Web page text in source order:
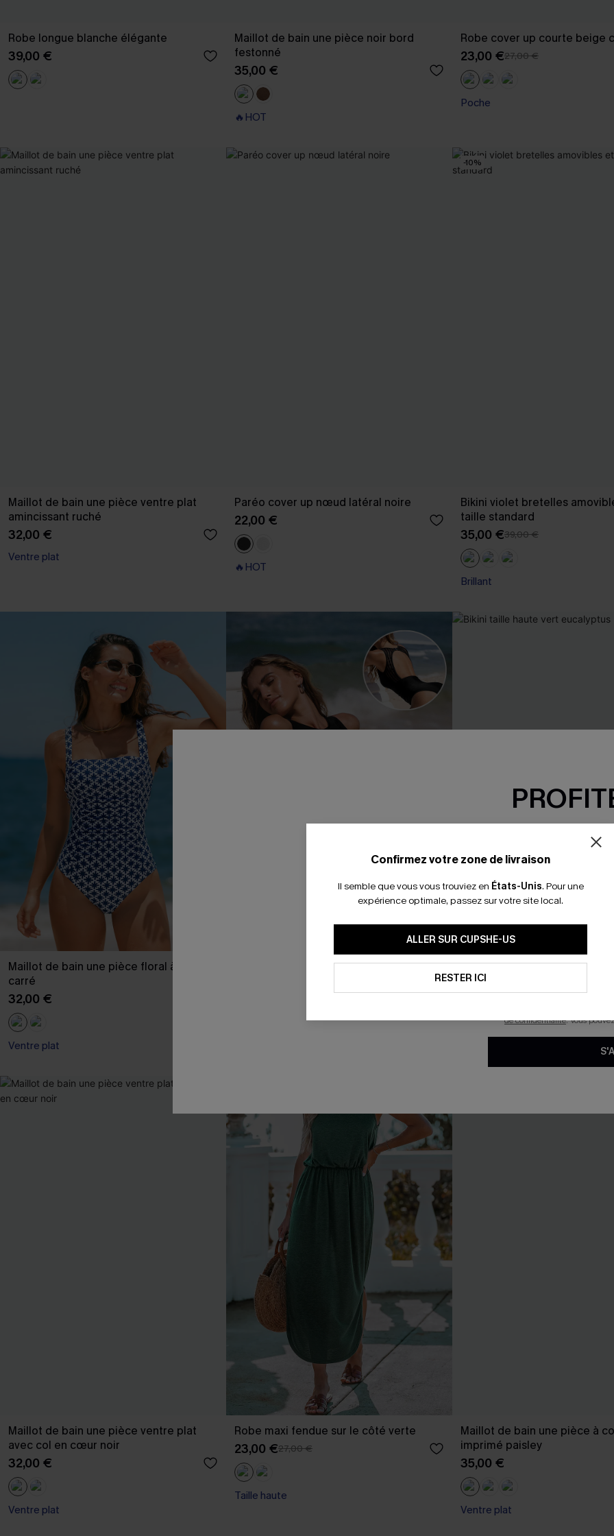
Robe longue blanche élégante
39,00 €
Maillot de bain une pièce noir bord
festonné
35,00 €
🔥HOT
Robe cover up courte beige
23,00 €27,00 €
Poche
Maillot de bain une pièce ventre plat
amincissant ruché
32,00 €
Ventre plat
Paréo cover up nœud latéral noire
22,00 €
🔥HOT
-10%
Bikini violet bretelles
taille standard
35,00 €39,00 €
Brillant
Maillot de bain une pièce floral à col
carré
32,00 €
Ventre plat
Maillot de bain une pièce à dos nu en
Bikini taille haute vert
39,00 €
Maillot de bain une pièce ventre plat
avec col en cœur noir
32,00 €
Ventre plat
Robe maxi fendue sur le côté verte
23,00 €27,00 €
Taille haute
Maillot de bain une pièce à
imprimé paisley
35,00 €
Ventre plat
Confirmez votre zone de livraison
Il semble que vous vous trouviez en États-Unis. Pour une
expérience optimale, passez sur votre site local.
ALLER SUR CUPSHE-US
RESTER ICI
-15% dès 2
*Un code par
En soumettant votre adresse
mails marketing (y compris
reconnaissez avoir pris
pouvons utiliser les données
technologies de suivi, telles
savoir si ceux-ci ont été
personnaliser nos contenus
produits susceptibles de
de confidentialité. Vous